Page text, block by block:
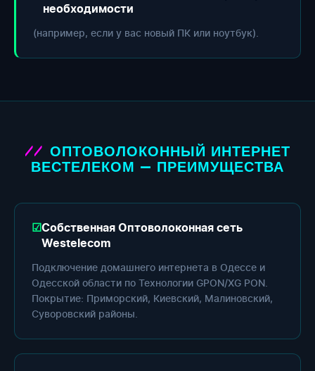
необходимости
(например, если у вас новый ПК или ноутбук).
ОПТОВОЛОКОННЫЙ ИНТЕРНЕТ
ВЕСТЕЛЕКОМ — ПРЕИМУЩЕСТВА
Собственная Оптоволоконная сеть
Westelecom
Подключение домашнего интернета в Одессе и
Одесской области по Технологии GPON/XG PON.
Покрытие: Приморский, Киевский, Малиновский,
Суворовский районы.